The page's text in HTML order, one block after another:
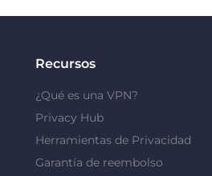
Recursos
¿Qué es una VPN?
Privacy Hub
Herramientas de Privacidad
Garantía de reembolso